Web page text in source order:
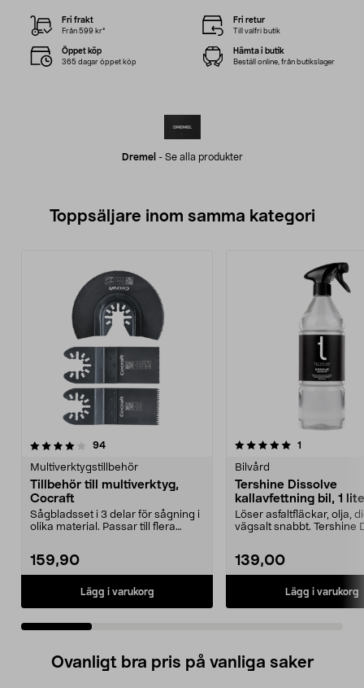
Dremel - Se alla produkter
Fri frakt
Från 599 kr*
Fri retur
Till valfri butik
Öppet köp
365 dagar öppet köp
Hämta i butik
Beställ online, från butikslager
Toppsäljare inom samma kategori
94recensioner
Multiverktygstillbehör
Tillbehör till multiverktyg,
Cocraft
Sågbladsset i 3 delar för sågning i
olika material. Passar till flera
159,90
Lägg i varukorg
5.0 av 5 stjärnor 1
Bilvård
Tershine Dissolve
kallavfettning bil, 1
Löser asfaltfläckar, olja,
vägsalt snabbt. Tershine
139,00
Lägg i varukorg
4.0 av 5 stjärnor
Ovanligt bra pris på vanliga saker